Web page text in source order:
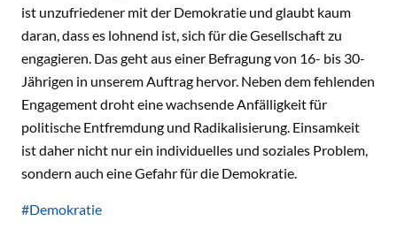
ist unzufriedener mit der Demokratie und glaubt kaum
daran, dass es lohnend ist, sich für die Gesellschaft zu
engagieren. Das geht aus einer Befragung von 16- bis 30-
Jährigen in unserem Auftrag hervor. Neben dem fehlenden
Engagement droht eine wachsende Anfälligkeit für
politische Entfremdung und Radikalisierung. Einsamkeit
ist daher nicht nur ein individuelles und soziales Problem,
sondern auch eine Gefahr für die Demokratie.
#Demokratie